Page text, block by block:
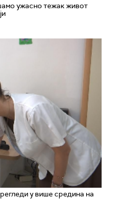
ужасно тежак живот
у више средина на